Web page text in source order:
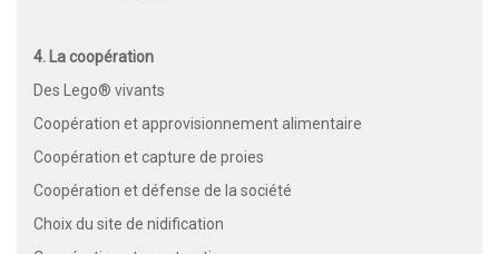
4. La coopération
Des Lego® vivants
Coopération et approvisionnement alimentaire
Coopération et capture de proies
Coopération et défense de la société
Choix du site de nidification